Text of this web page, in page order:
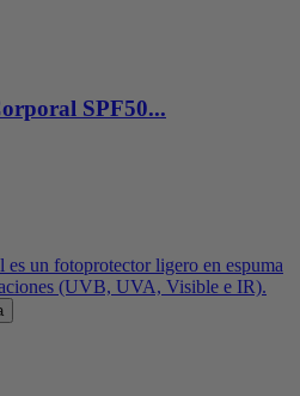
SPF50...
un fotoprotector ligero en espuma
(UVB, UVA, Visible e IR).